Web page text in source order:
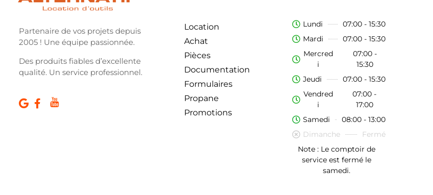
Partenaire de vos projets depuis
2005 ! Une équipe passionnée.
Des produits fiables d’excellente
qualité. Un service professionnel.
Location
Achat
Pièces
Documentation
Formulaires
Propane
Promotions
Lundi
07:00 - 15:30
Mardi
07:00 - 15:30
Mercred
i
07:00 -
15:30
Jeudi
07:00 - 15:30
Vendred
i
07:00 -
17:00
Samedi
08:00 - 13:00
Dimanche
Fermé
Note : Le comptoir de
service est fermé le
samedi.